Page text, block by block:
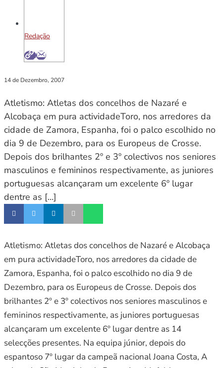
Redação
14 de Dezembro, 2007
Atletismo: Atletas dos concelhos de Nazaré e
Alcobaça em pura actividadeToro, nos arredores da
cidade de Zamora, Espanha, foi o palco escolhido no
dia 9 de Dezembro, para os Europeus de Crosse.
Depois dos brilhantes 2º e 3º colectivos nos seniores
masculinos e femininos respectivamente, as juniores
portuguesas alcançaram um excelente 6º lugar
dentre as […]
Atletismo: Atletas dos concelhos de Nazaré e Alcobaça
em pura actividadeToro, nos arredores da cidade de
Zamora, Espanha, foi o palco escolhido no dia 9 de
Dezembro, para os Europeus de Crosse. Depois dos
brilhantes 2º e 3º colectivos nos seniores masculinos e
femininos respectivamente, as juniores portuguesas
alcançaram um excelente 6º lugar dentre as 14
selecções presentes. Na equipa júnior, depois do
espantoso 7º lugar da campeã nacional Joana Costa, A